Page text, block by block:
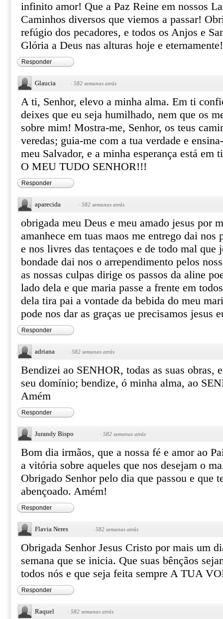
infinito amor! Que a Paz Reine em nossos
Caminhos diversos que viemos a passar!
refúgio dos pecadores, e todos os Anjos e
Glória a Deus nas alturas hoje e
Responder
Glaucia · 582 semanas atrás
A ti, Senhor, elevo a minha alma. Em ti
deixes que eu seja humilhado, nem que os
sobre mim! Mostra-me, Senhor, os teus
veredas; guia-me com a tua verdade e
meu Salvador, e a minha esperança está em
O MEU TUDO SENHOR!!!
Responder
aparecida · 582 semanas atrás
obrigada meu Deus e meu amado jesus por
amanhece em tuas maos me entrego dai nos
e nos livres das tentaçoes e de todo mal que
bondade dai nos o arrependimento pelos
as nossas culpas dirige os passos da aline
lado dela e que maria passe a frente em
dela tira pai a vontade da bebida do meu
pode nos dar as graças ue precisamos jesus
Responder
adriana · 582 semanas atrás
Bendizei ao SENHOR, todas as suas obras,
seu domínio; bendize, ó minha alma, ao
Amém
Responder
Jurandy Bispo · 582 semanas atrás
Bom dia irmãos, que a nossa fé e amor ao
a vitória sobre aqueles que nos desejam o
Obrigado Senhor pelo dia que passou e que
abençoado. Amém!
Responder
Flavia Neres · 582 semanas atrás
Obrigada Senhor Jesus Cristo por mais um
semana que se inicia. Que suas bênçãos
todos nós e que seja feita sempre A TUA
Responder
Raquel · 582 semanas atrás